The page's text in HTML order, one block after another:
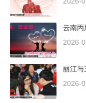
云南丙
2026-
丽江与
2026-